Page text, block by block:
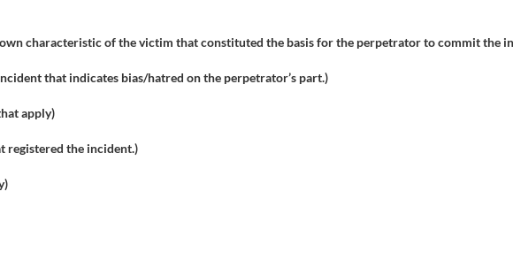
characteristic of the victim that constituted the basis for the perpetrator to commit the
that indicates bias/hatred on the perpetrator’s part.)
apply)
registered the incident.)